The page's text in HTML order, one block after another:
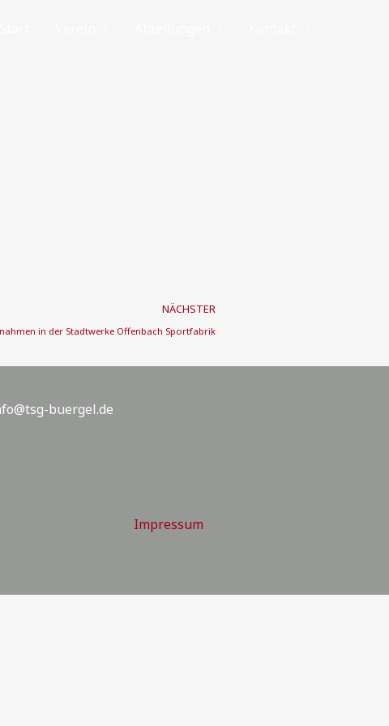
NÄCHSTER
in der Stadtwerke Offenbach Sportfabrik
Nächster
buergel.de
Impressum